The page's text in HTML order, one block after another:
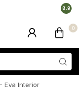
8.9
0
Eva Interior